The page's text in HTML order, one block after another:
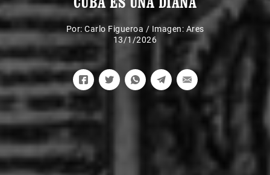
Por: Carlo Figueroa / Imagen: Ares
13/1/2026